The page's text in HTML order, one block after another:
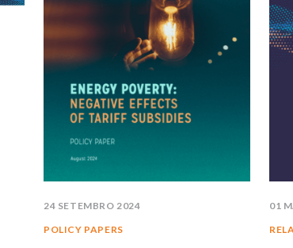
24 SETEMBRO 2024
POLICY PAPERS
01